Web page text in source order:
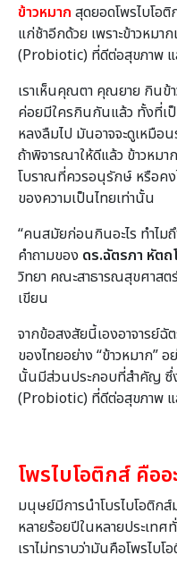
ข้าวหมาก สุดยอดโพรไบโอ
แก่ช้าอีกด้วย เพราะข้าวหม
(Probiotic) ที่ดีต่อสุขภาพ แ
เราเห็นคุณตา คุณยาย กินข้
ค่อยมีใครกินกันแล้ว ทั้งที่เ
หลงลืมไป มันอาจจะดูเหมือน
ถ้าพิจารณาให้ดีแล้ว ข้าวหม
โบราณที่ควรอนุรักษ์ หรือค
ของความเป็นไทยเท่านั้น
“คนสมัยก่อนกินอะไร ทำไม
คำถามของ ดร.ฉัตรภา หัตถ
วิทยา คณะสาธารณสุขศาส
เขียน
จากข้อสงสัยนี้เองอาจารย์
ของไทยอย่าง “ข้าวหมาก”
นั้นมีส่วนประกอบที่สำคัญ ซึ่
(Probiotic) ที่ดีต่อสุขภาพ แ
โพรไบโอติกส์ คืออ
มนุษย์มีการนำโบรไบโอติกส์
หลายร้อยปีในหลายประเท
เราไม่ทราบว่ามันคือโพรไบโ